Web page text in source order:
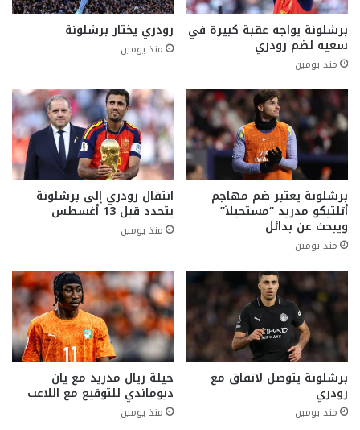
برشلونة يواجه عقبة كبيرة في
سعيه لضم رودري
منذ يومين
رودري يختار برشلونة
منذ يومين
برشلونة يعتبر ضم مهاجم
أتلتيكو مدريد “مستحيلاً”
ويبحث عن بدائل
منذ يومين
انتقال رودري إلى برشلونة
يتحدد قبل 13 أغسطس
منذ يومين
برشلونة يتوصل لاتفاق مع
رودري
منذ يومين
حيلة ريال مدريد مع يان
ديوماندي للتوقيع مع اللاعب
منذ يومين